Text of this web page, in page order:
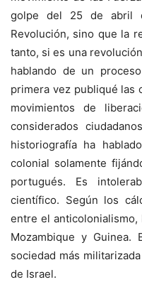
golpe del 25 de abril
Revolución, sino que la
tanto, si es una
hablando de un
primera vez publiqué las
movimientos de
considerados
historiografía ha
colonial solamente
portugués. Es
científico. Según los
entre el
Mozambique y
sociedad más
de Israel.